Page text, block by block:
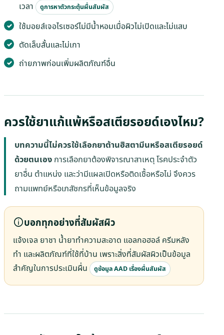
เวลา
ดูการหาตัวกระตุ้นผื่นสัมผัส
ใช้มอยส์เจอไรเซอร์ไม่มีน้ำหอมเมื่อผิวไม่เปิดและไม่แสบ
ตัดเล็บสั้นและไม่เกา
ถ่ายภาพก่อนเพิ่มผลิตภัณฑ์อื่น
ควรใช้ยาแก้แพ้หรือสเตียรอยด์เองไหม?
บทความนี้ไม่ควรใช้เลือกยาต้านฮิสตามีนหรือสเตียรอยด์
ด้วยตนเอง การเลือกยาต้องพิจารณาสาเหตุ โรคประจำตัว
ยาอื่น ตำแหน่ง และว่ามีแผลเปิดหรือติดเชื้อหรือไม่ จึงควร
ถามแพทย์หรือเภสัชกรที่เห็นข้อมูลจริง
บอกทุกอย่างที่สัมผัสผิว
แจ้งเจล ยาชา น้ำยาทำความสะอาด แอลกอฮอล์ ครีมหลัง
ทำ และผลิตภัณฑ์ที่ใช้ที่บ้าน เพราะสิ่งที่สัมผัสผิวเป็นข้อมูล
สำคัญในการประเมินผื่น
ดูข้อมูล AAD เรื่องผื่นสัมผัส